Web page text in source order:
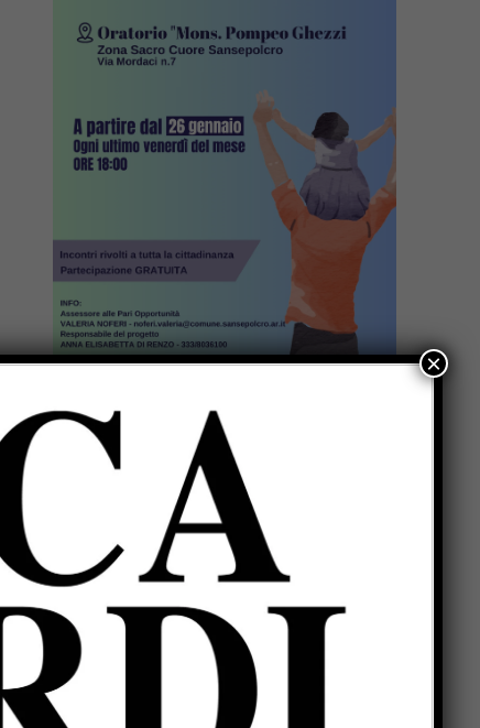
Popular
San Sisto sott’acqua dopo i
lavori, Forza Italia: “Basta
una pioggia per far saltare
in Umbria, sindacati: “Bene il
recepimento della sentenza
TAR, ma i ritardi rischiano di
far saltare l’avvio delle
scuole”
×